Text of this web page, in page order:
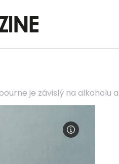
je závislý na alkoholu